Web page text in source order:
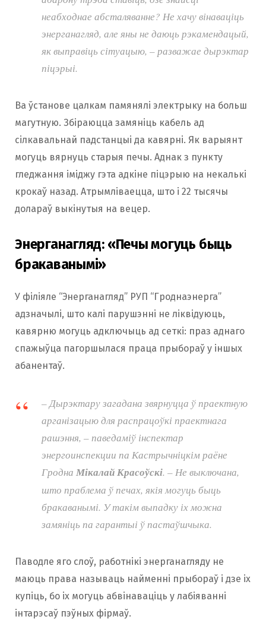
неабходнае абсталяванне? Не хачу вінаваціць
энерганагляд, але яны не даюць рэкамендацый,
як выправіць сітуацыю, – разважае дырэктар
піцэрыі.
Ва ўстанове цалкам памянялі электрыку на больш
магутную. Збіраюцца замяніць кабель ад
сілкавальнай падстанцыі да кавярні. Як варыянт
могуць вярнуць старыя печы. Аднак з пункту
гледжання іміджу гэта адкіне піцэрыю на некалькі
крокаў назад. Атрымліваецца, што і 22 тысячы
долараў выкінутыя на вецер.
Энерганагляд: «Печы могуць быць
бракаванымі»
У філіяле “Энерганагляд” РУП “Гроднаэнерга”
адзначылі, што калі парушэнні не ліквідуюць,
кавярню могуць адключыць ад сеткі: праз аднаго
спажыўца пагоршылася праца прыбораў у іншых
абанентаў.
–Дырэктару загадана звярнуцца ў праектную
арганізацыю для распрацоўкі праектнага
рашэння, – паведаміў інспектар
энергоинспекции па Кастрычніцкім раёне
Гродна Мікалай Красоўскі. –Не выключана,
што праблема ў печах, якія могуць быць
бракаванымі. У такім выпадку іх можна
замяніць па гарантыі ў пастаўшчыка.
Паводле яго слоў, работнікі энерганагляду не
маюць права называць найменні прыбораў і дзе іх
купіць, бо іх могуць абвінаваціць у лабіяванні
інтарэсаў пэўных фірмаў.